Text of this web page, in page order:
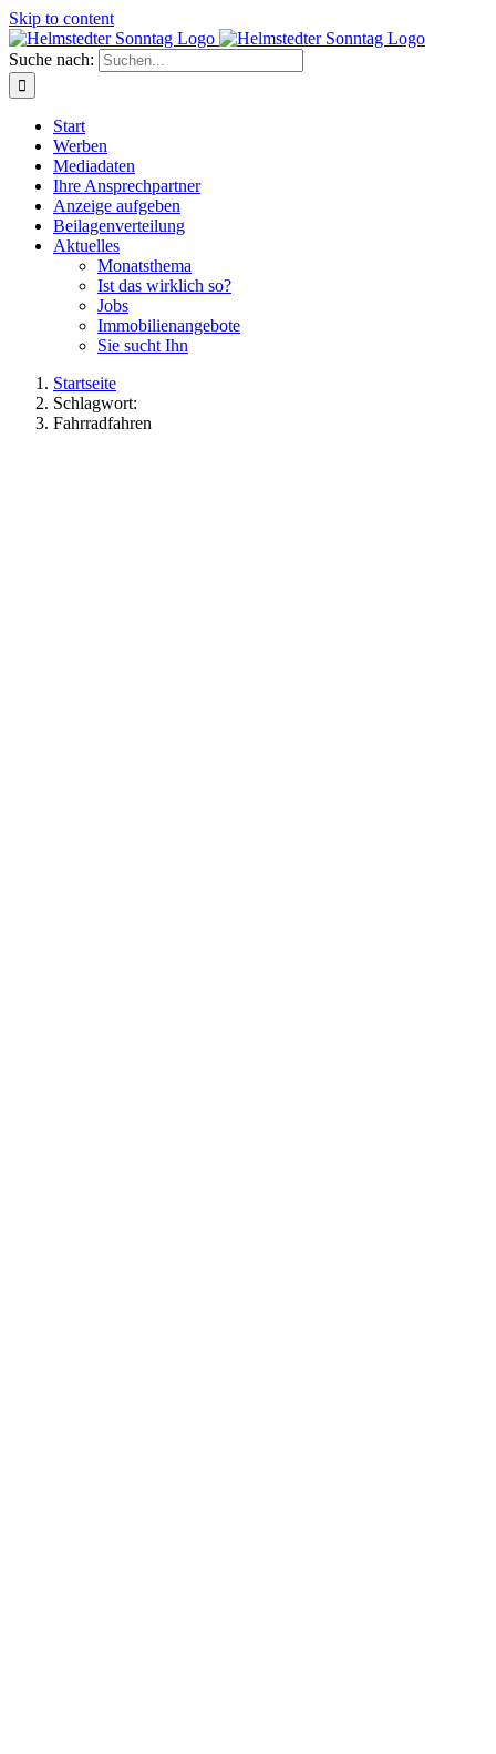
Skip to content
Suche nach:
Start
Werben
Mediadaten
Ihre Ansprechpartner
Anzeige aufgeben
Beilagenverteilung
Aktuelles
Monatsthema
Ist das wirklich so?
Jobs
Immobilienangebote
Sie sucht Ihn
Startseite
Schlagwort:
Fahrradfahren